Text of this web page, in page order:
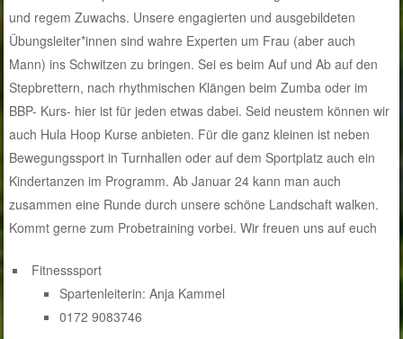
und regem Zuwachs. Unsere engagierten und ausgebildeten
Übungsleiter*innen sind wahre Experten um Frau (aber auch
Mann) ins Schwitzen zu bringen. Sei es beim Auf und Ab auf den
Stepbrettern, nach rhythmischen Klängen beim Zumba oder im
BBP- Kurs- hier ist für jeden etwas dabei. Seid neustem können wir
auch Hula Hoop Kurse anbieten. Für die ganz kleinen ist neben
Bewegungssport in Turnhallen oder auf dem Sportplatz auch ein
Kindertanzen im Programm. Ab Januar 24 kann man auch
zusammen eine Runde durch unsere schöne Landschaft walken.
Kommt gerne zum Probetraining vorbei. Wir freuen uns auf euch
Fitnesssport
Spartenleiterin: Anja Kammel
0172 9083746